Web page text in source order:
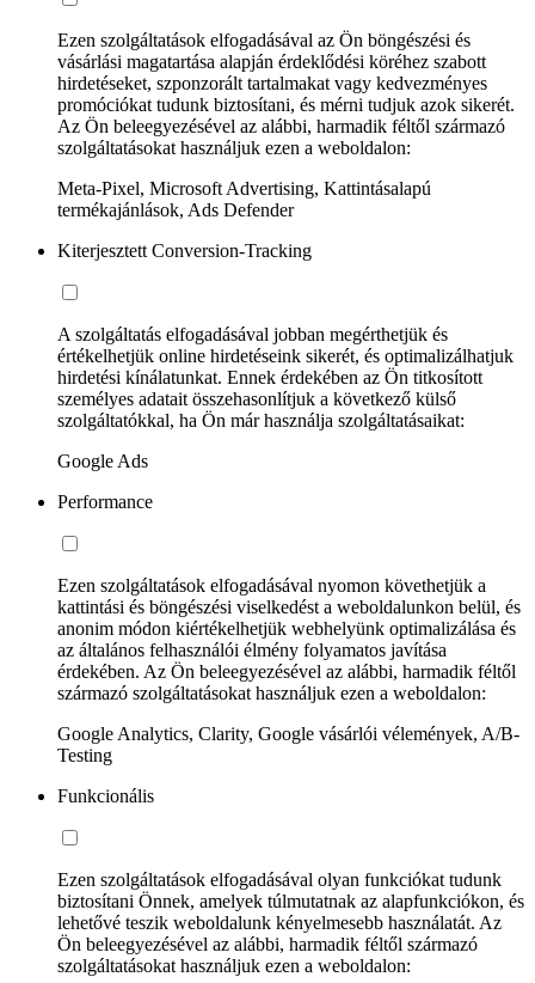
Ezen szolgáltatások elfogadásával az Ön böngészési és
vásárlási magatartása alapján érdeklődési köréhez szabott
hirdetéseket, szponzorált tartalmakat vagy kedvezményes
promóciókat tudunk biztosítani, és mérni tudjuk azok sikerét.
Az Ön beleegyezésével az alábbi, harmadik féltől származó
szolgáltatásokat használjuk ezen a weboldalon:
Meta-Pixel, Microsoft Advertising, Kattintásalapú
termékajánlások, Ads Defender
Kiterjesztett Conversion-Tracking
A szolgáltatás elfogadásával jobban megérthetjük és
értékelhetjük online hirdetéseink sikerét, és optimalizálhatjuk
hirdetési kínálatunkat. Ennek érdekében az Ön titkosított
személyes adatait összehasonlítjuk a következő külső
szolgáltatókkal, ha Ön már használja szolgáltatásaikat:
Google Ads
Performance
Ezen szolgáltatások elfogadásával nyomon követhetjük a
kattintási és böngészési viselkedést a weboldalunkon belül, és
anonim módon kiértékelhetjük webhelyünk optimalizálása és
az általános felhasználói élmény folyamatos javítása
érdekében. Az Ön beleegyezésével az alábbi, harmadik féltől
származó szolgáltatásokat használjuk ezen a weboldalon:
Google Analytics, Clarity, Google vásárlói vélemények, A/B-
Testing
Funkcionális
Ezen szolgáltatások elfogadásával olyan funkciókat tudunk
biztosítani Önnek, amelyek túlmutatnak az alapfunkciókon, és
lehetővé teszik weboldalunk kényelmesebb használatát. Az
Ön beleegyezésével az alábbi, harmadik féltől származó
szolgáltatásokat használjuk ezen a weboldalon: